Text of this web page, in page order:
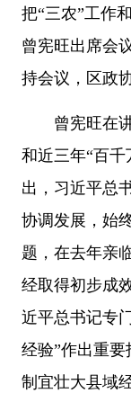
把“三农”工作
曾宪旺出席会
持会议，区政
曾宪旺在
和近三年“百
出，习近平总
协调发展，始
题，在去年亲
经取得初步成
近平总书记专
经验”作出重
制宜壮大县域